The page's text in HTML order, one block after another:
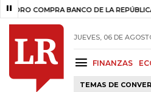
BANCO DE LA REPÚBLICA $
JUEVES, 06 DE
FINANZAS
TEMAS DE
EN VIVO